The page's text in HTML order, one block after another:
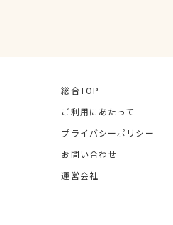
総合TOP
ご利用にあたって
プライバシーポリシー
お問い合わせ
運営会社